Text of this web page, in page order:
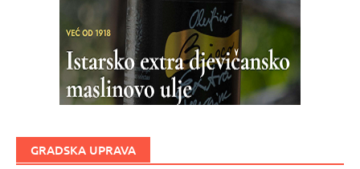
GRADSKA UPRAVA